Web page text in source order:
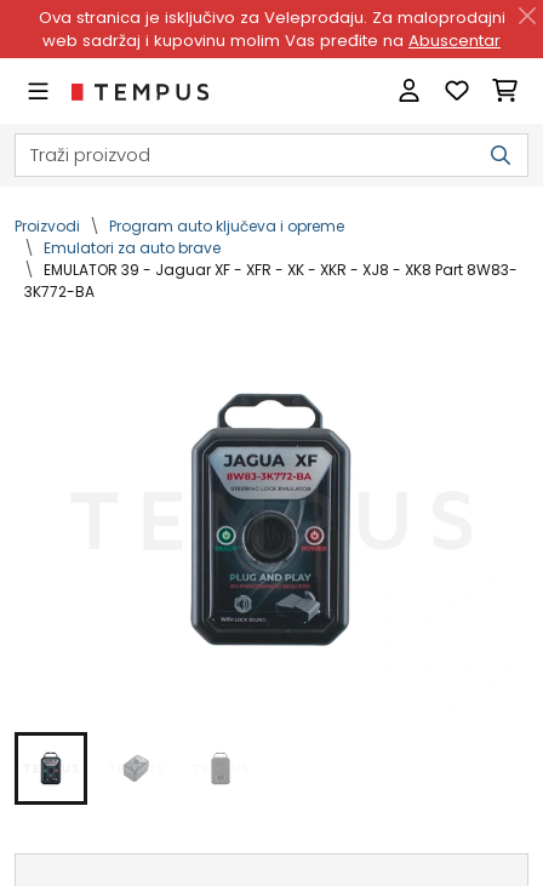
Ova stranica je isključivo za Veleprodaju. Za maloprodajni
web sadržaj i kupovinu molim Vas pređite na Abuscentar
Proizvodi
Program auto ključeva i opreme
Emulatori za auto brave
EMULATOR 39 - Jaguar XF - XFR - XK - XKR - XJ8 - XK8 Part 8W83-
3K772-BA